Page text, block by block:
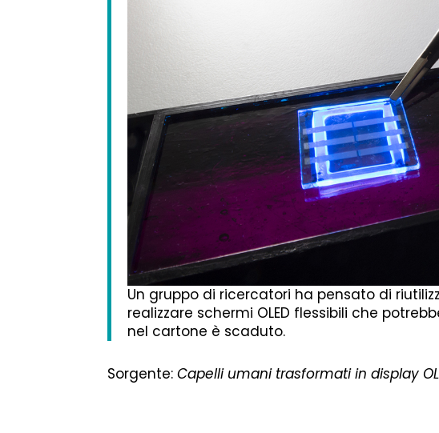
Un gruppo di ricercatori ha pensato di
realizzare schermi OLED flessibili che
nel cartone è scaduto.
Sorgente:Capelli umani trasformati in display